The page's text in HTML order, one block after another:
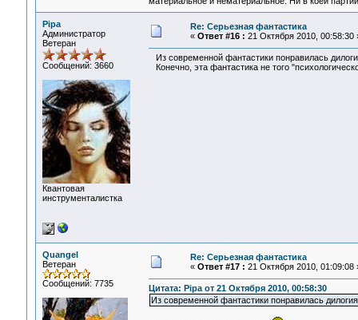
Pipa
Администратор
Ветеран
Сообщений: 3660
Квантовая
инструменталистка
Re: Серьезная фантастика
« Ответ #16 : 21 Октября 2010, 00:58:30
Из современной фантастики понравилась
Конечно, эта фантастика не того
Quangel
Ветеран
Сообщений: 7735
Re: Серьезная фантастика
« Ответ #17 : 21 Октября 2010, 01:09:08
Цитата: Pipa от 21 Октября 2010, 00:58:30
Из современной фантастики понравилась